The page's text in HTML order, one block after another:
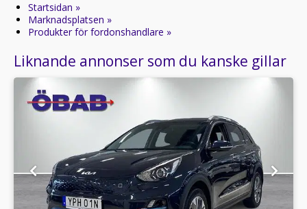
Startsidan »
Marknadsplatsen »
Produkter för fordonshandlare »
Liknande annonser som du kanske gillar